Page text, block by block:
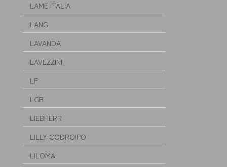
LAME ITALIA
LANG
LAVANDA
LAVEZZINI
LF
LGB
LIEBHERR
LILLY CODROIPO
LILOMA